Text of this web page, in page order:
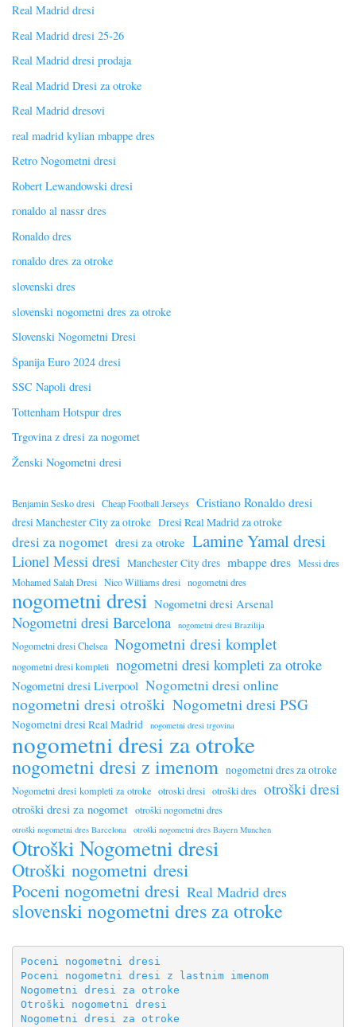
Real Madrid dresi
Real Madrid dresi 25-26
Real Madrid dresi prodaja
Real Madrid Dresi za otroke
Real Madrid dresovi
real madrid kylian mbappe dres
Retro Nogometni dresi
Robert Lewandowski dresi
ronaldo al nassr dres
Ronaldo dres
ronaldo dres za otroke
slovenski dres
slovenski nogometni dres za otroke
Slovenski Nogometni Dresi
Španija Euro 2024 dresi
SSC Napoli dresi
Tottenham Hotspur dres
Trgovina z dresi za nogomet
Ženski Nogometni dresi
Benjamin Sesko dresi Cheap Football Jerseys Cristiano Ronaldo dresi
dresi Manchester City za otroke Dresi Real Madrid za otroke
dresi za nogomet dresi za otroke Lamine Yamal dresi
Lionel Messi dresi Manchester City dres mbappe dres Messi dres
Mohamed Salah Dresi Nico Williams dresi nogometni dres
nogometni dresi Nogometni dresi Arsenal
Nogometni dresi Barcelona nogometni dresi Brazilija
Nogometni dresi Chelsea Nogometni dresi komplet
nogometni dresi kompleti nogometni dresi kompleti za otroke
Nogometni dresi Liverpool Nogometni dresi online
nogometni dresi otroški Nogometni dresi PSG
Nogometni dresi Real Madrid nogometni dresi trgovina
nogometni dresi za otroke
nogometni dresi z imenom nogometni dres za otroke
Nogometni dresi kompleti za otroke otroski dresi otroški dres otroški dresi
otroški dresi za nogomet otroški nogometni dres
otroški nogometni dres Barcelona otroški nogometni dres Bayern Munchen
Otroški Nogometni dresi
Otroški nogometni dresi
Poceni nogometni dresi Real Madrid dres
slovenski nogometni dres za otroke
Poceni nogometni dresi
Poceni nogometni dresi z lastnim imenom
Nogometni dresi za otroke
Otroški nogometni dresi
Nogometni dresi za otroke